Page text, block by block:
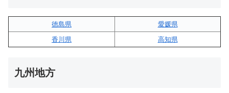
徳島県
愛媛県
香川県
高知県
九州地方